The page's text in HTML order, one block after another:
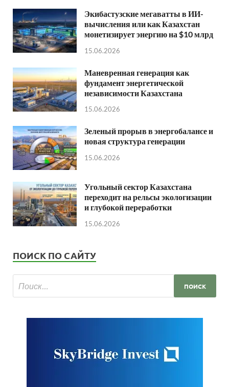
Экибастузские мегаватты в ИИ-
вычисления или как Казахстан
монетизирует энергию на $10 млрд
15.06.2026
Маневренная генерация как
фундамент энергетической
независимости Казахстана
15.06.2026
Зеленый прорыв в энергобалансе и
новая структура генерации
15.06.2026
Угольный сектор Казахстана
переходит на рельсы экологизации
и глубокой переработки
15.06.2026
ПОИСК ПО САЙТУ